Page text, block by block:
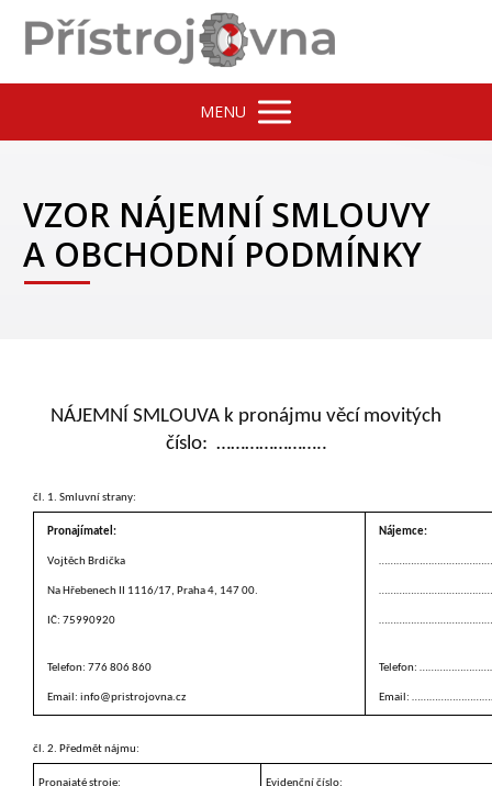
MENU
VZOR NÁJEMNÍ SMLOUVY
A OBCHODNÍ PODMÍNKY
NÁJEMNÍ SMLOUVA k pronájmu věcí movitých
číslo: …………………..
čl. 1. Smluvní strany:
Pronajímatel:
Vojtěch Brdička
Na Hřebenech II 1116/17, Praha 4, 147 00.
IČ: 75990920
Telefon: 776 806 860
Email: info@pristrojovna.cz
Nájemce:
Telefon:
Email:
čl. 2. Předmět nájmu:
Pronajaté stroje: Evidenční číslo: